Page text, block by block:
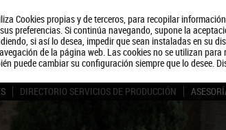
Cookies propias y de terceros, para recopilar
preferencias. Si continúa navegando, supone la
si así lo desea, impedir que sean instaladas en su
de la página web. Las cookies no se utilizan
puede cambiar su configuración siempre que lo desee.
DIRECTORIO SERVICIOS DE PRODUCCIÓN